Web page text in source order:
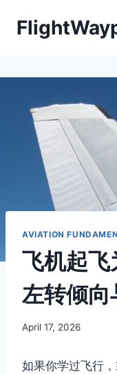
AVIATION
飞机起飞
左转倾向
By
April 17, 2026
如果你学过飞行